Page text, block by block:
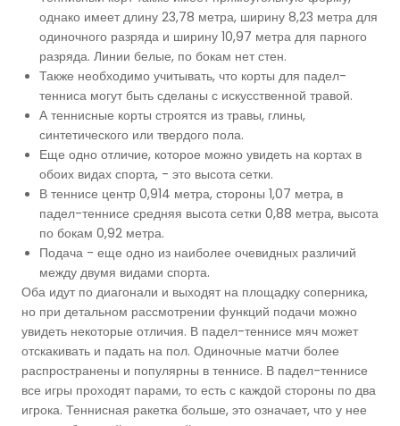
однако имеет длину 23,78 метра, ширину 8,23 метра для
одиночного разряда и ширину 10,97 метра для парного
разряда. Линии белые, по бокам нет стен.
Также необходимо учитывать, что корты для падел-
тенниса могут быть сделаны с искусственной травой.
А теннисные корты строятся из травы, глины,
синтетического или твердого пола.
Еще одно отличие, которое можно увидеть на кортах в
обоих видах спорта, - это высота сетки.
В теннисе центр 0,914 метра, стороны 1,07 метра, в
падел-теннисе средняя высота сетки 0,88 метра, высота
по бокам 0,92 метра.
Подача - еще одно из наиболее очевидных различий
между двумя видами спорта.
Оба идут по диагонали и выходят на площадку соперника,
но при детальном рассмотрении функций подачи можно
увидеть некоторые отличия. В падел-теннисе мяч может
отскакивать и падать на пол. Одиночные матчи более
распространены и популярны в теннисе. В падел-теннисе
все игры проходят парами, то есть с каждой стороны по два
игрока. Теннисная ракетка больше, это означает, что у нее